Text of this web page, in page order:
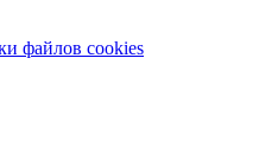
файлов cookies